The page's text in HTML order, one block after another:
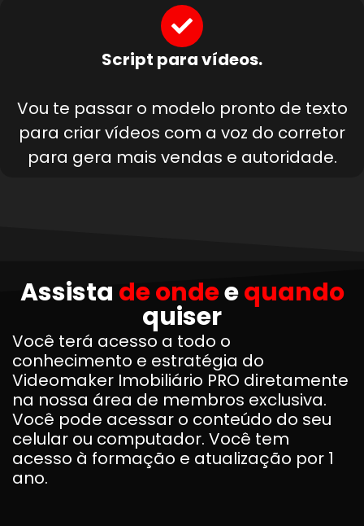
Script para vídeos.
Vou te passar o modelo pronto de texto
para criar vídeos com a voz do corretor
para gera mais vendas e autoridade.
Assista de ondeequando
quiser
Você terá acesso a todo o
conhecimento e estratégia do
Videomaker Imobiliário PRO diretamente
na nossa área de membros exclusiva.
Você pode acessar o conteúdo do seu
celular ou computador. Você tem
acesso à formação e atualização por 1
ano.